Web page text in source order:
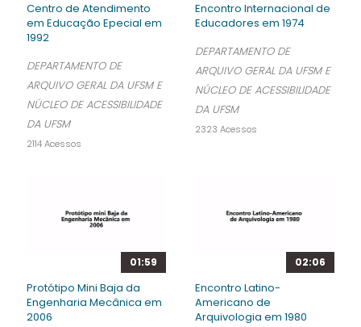
Centro de Atendimento
em Educação Epecial em
1992
DEPARTAMENTO DE
ARQUIVO GERAL DA UFSM E
NÚCLEO DE ACESSIBILIDADE
DA UFSM
2114 Acessos
Encontro Internacional de
Educadores em 1974
DEPARTAMENTO DE
ARQUIVO GERAL DA UFSM E
NÚCLEO DE ACESSIBILIDADE
DA UFSM
2323 Acessos
01:59
Protótipo Mini Baja da
Engenharia Mecânica em
2006
02:06
Encontro Latino-
Americano de
Arquivologia em 1980